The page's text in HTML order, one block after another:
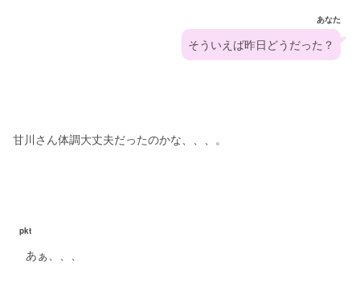
あなた
そういえば昨日どうだった？
甘川さん体調大丈夫だったのかな、、、。
pkt
あぁ、、、